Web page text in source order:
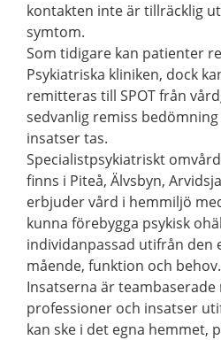
kontakten inte är tillräcklig
symtom.
Som tidigare kan patienter
Psykiatriska kliniken, dock
remitteras till SPOT från
sedvanlig remiss
insatser tas.
Specialistpsykiatriskt
finns i Piteå, Älvsbyn,
erbjuder vård i hemmiljö
kunna förebygga psykisk
individanpassad utifrån den
mående, funktion och behov.
Insatserna är
professioner och insatser
kan ske i det egna hemmet,